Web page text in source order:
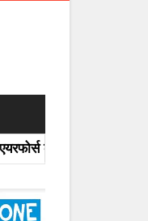
का F -7 ट्रेनर विमान